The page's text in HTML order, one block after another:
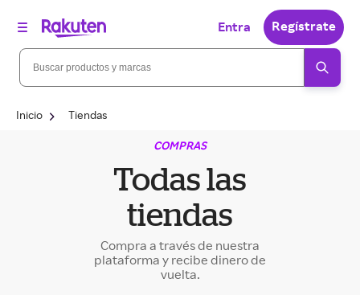
Entra Regístrate
Inicio Tiendas
COMPRAS
Todas las
tiendas
Compra a través de nuestra
plataforma y recibe dinero de
vuelta.